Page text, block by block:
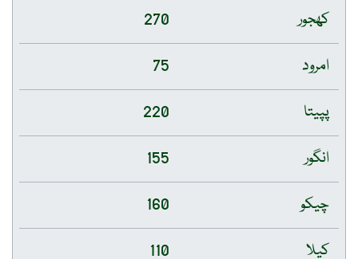
کھجور
270
امرود
75
پپیتا
220
انگور
155
چیکو
160
کیلا
110